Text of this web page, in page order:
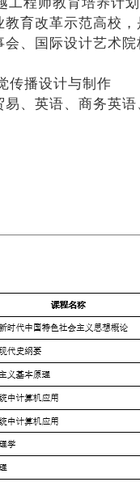
育改革示范高校
、国际设计艺术
传播设计与制作
、英语、商务英